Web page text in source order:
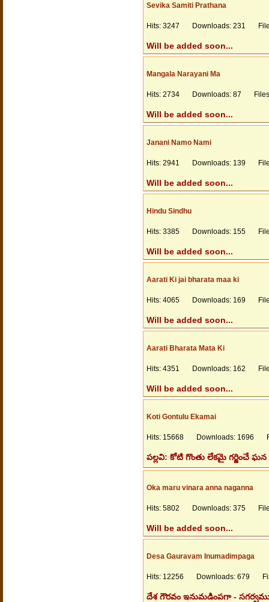
Sevika Samiti Prathana
Hits: 3247 Downloads: 231
Will be added soon...
Mangala Narayani Ma
Hits: 2734 Downloads: 87
Will be added soon...
Janani Namo Nami
Hits: 2941 Downloads: 139
Will be added soon...
Hindu Sindhu
Hits: 3385 Downloads: 155
Will be added soon...
Aarati Ki jai bharata maa ki
Hits: 4065 Downloads: 169
Will be added soon...
Aarati Bharata Mata Ki
Hits: 4351 Downloads: 162
Will be added soon...
Koti Gontulu Ekamai
Hits: 15668 Downloads: 1696
పల్లవి: కోటి గొంతు లేకమై గర్జించే
Oka maru vinara anna naganna
Hits: 5802 Downloads: 375
Will be added soon...
Desa Gauravam Inumadimpaga
Hits: 12256 Downloads: 679
దేశ గౌరవం ఇనుమడింపగా -